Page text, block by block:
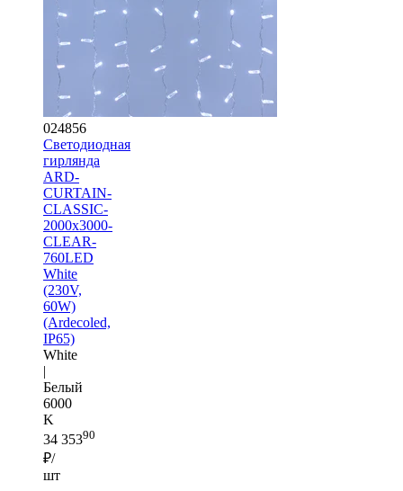
024856
Светодиодная
гирлянда
ARD-
CURTAIN-
CLASSIC-
2000x3000-
CLEAR-
760LED
White
(230V,
60W)
(Ardecoled,
IP65)
White
|
Белый
6000
K
34 35390
₽/
шт